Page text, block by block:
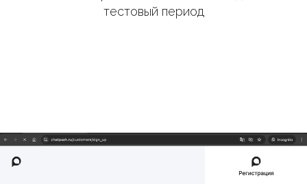
тестовый период